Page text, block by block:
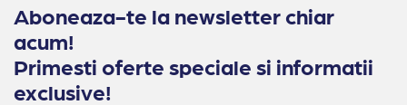
Aboneaza-te la newsletter chiar
acum!
Primesti oferte speciale si informatii
exclusive!